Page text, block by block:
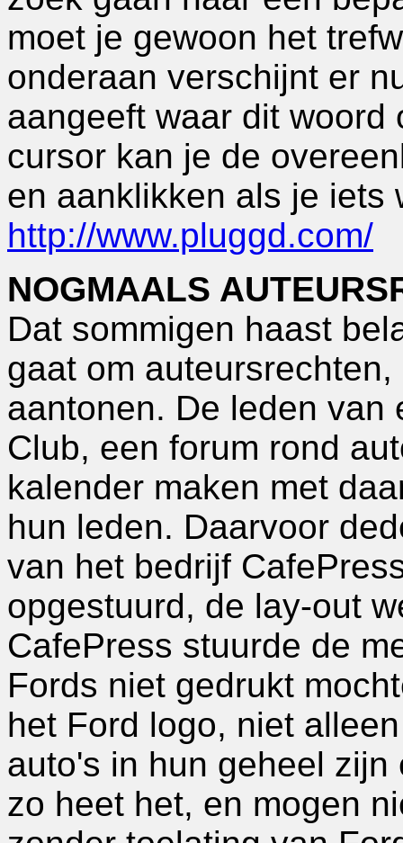
moet je gewoon het
onderaan verschijnt er
aangeeft waar dit woord
cursor kan je de
en aanklikken als je iets
http://www.pluggd.com/
NOGMAALS
Dat sommigen haast
gaat om
aantonen. De leden van
Club, een forum rond
kalender maken met
hun leden. Daarvoor
van het bedrijf
opgestuurd, de lay-out
CafePress stuurde de
Fords niet gedrukt
het Ford logo, niet
auto's in hun geheel
zo heet het, en mogen